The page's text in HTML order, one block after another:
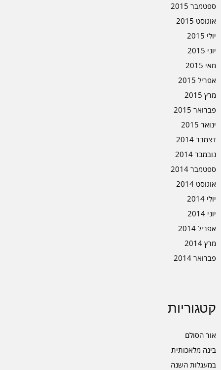
ספטמבר 2015
אוגוסט 2015
יולי 2015
יוני 2015
מאי 2015
אפריל 2015
מרץ 2015
פברואר 2015
ינואר 2015
דצמבר 2014
נובמבר 2014
ספטמבר 2014
אוגוסט 2014
יולי 2014
יוני 2014
אפריל 2014
מרץ 2014
פברואר 2014
קטגוריות
אור הסולם
בינה מלאכותית
במעגלות השנה